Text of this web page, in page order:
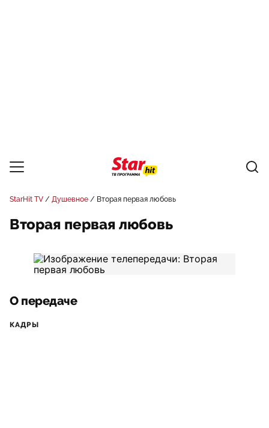
StarHit TV Душевное Вторая первая любовь
Вторая первая любовь
О передаче
КАДРЫ